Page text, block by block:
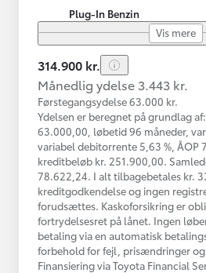
Plug-In Benzin
Vis mere
314.900 kr.
Månedlig ydelse 3.443 kr.
Førstegangsydelse 63.000 kr.
Ydelsen er beregnet på grundlag
63.000,00, løbetid 96 måneder,
variabel debitorrente 5,63 %, ÅOP
kreditbeløb kr. 251.900,00.
78.622,24. I alt tilbagebetales kr.
kreditgodkendelse og ingen
forudsættes. Kaskoforsikring er
fortrydelsesret på lånet. Ingen
betaling via en automatisk
forbehold for fejl, prisændringer og
Finansiering via Toyota Financial